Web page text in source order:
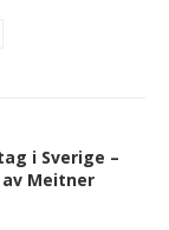
i Sverige –
Meitner